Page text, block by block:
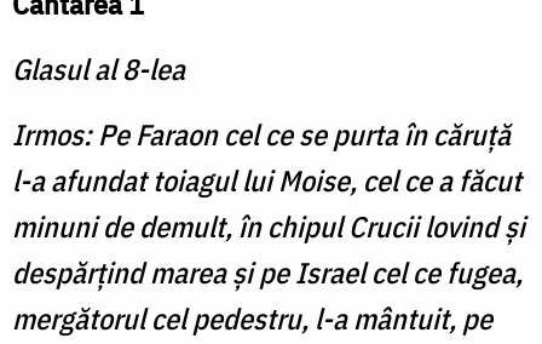
Glasul al 8-lea
Irmos: Pe Faraon cel ce se purta în căruţă
l-a afundat toiagul lui Moise, cel ce a făcut
minuni de demult, în chipul Crucii lovind şi
despărţind marea şi pe Israel cel ce fugea,
mergătorul cel pedestru, l-a mântuit, pe